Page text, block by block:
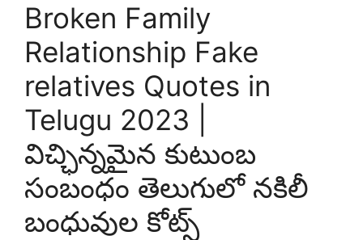
Broken Family
Relationship Fake
relatives Quotes in
Telugu 2023 |
విచ్ఛిన్నమైన కుటుంబ
సంబంధం తెలుగులో నకిలీ
బంధువుల కోట్స్